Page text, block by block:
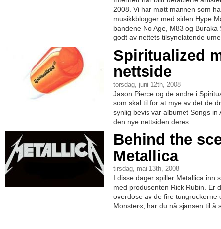
2008. Vi har møtt mannen som
musikkblogger med siden Hype
bandene No Age, M83 og
godt av nettets tilsynelatende
Spiritualized
nettside
torsdag, juni 12th, 2008
Jason Pierce og de andre i
som skal til for at mye av det de
synlig bevis var albumet Songs in
den nye nettsiden deres.
Behind the
Metallica
tirsdag, mai 13th, 2008
I disse dager spiller Metallica inn
med produsenten Rick Rubin. Er
overdose av de fire tungrockerne
Monster«, har du nå sjansen til å